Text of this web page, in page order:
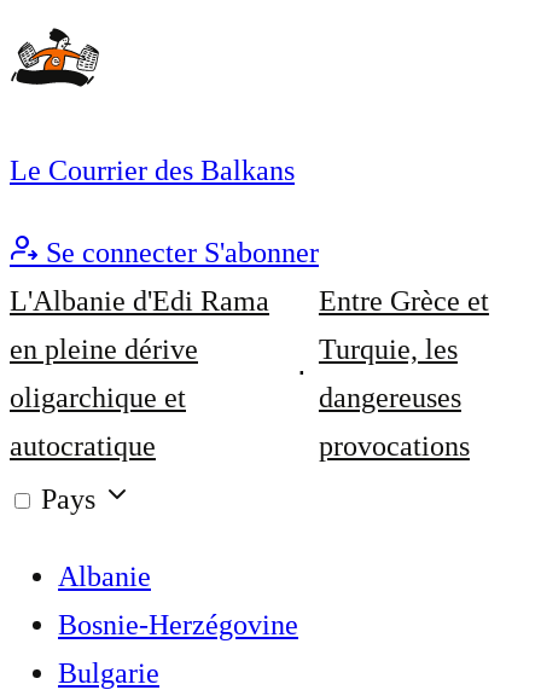
Le Courrier des Balkans
Se connecter S'abonner
L'Albanie d'Edi Rama
en pleine dérive
oligarchique et
autocratique
Entre Grèce et
Turquie, les
dangereuses
provocations
Pays
Albanie
Bosnie-Herzégovine
Bulgarie